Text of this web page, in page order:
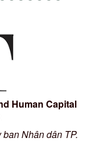
Human Capital
Nhân dân TP.